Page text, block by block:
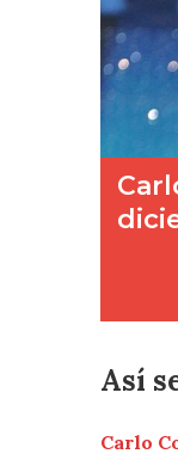
Así
Carlo